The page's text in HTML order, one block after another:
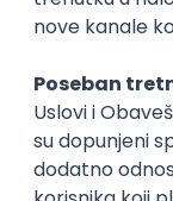
efikasno